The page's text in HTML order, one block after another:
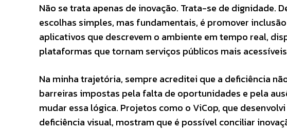
Não se trata apenas de inovação. Trata-se de dignidade.
escolhas simples, mas fundamentais, é promover
aplicativos que descrevem o ambiente em tempo real,
plataformas que tornam serviços públicos mais
Na minha trajetória, sempre acreditei que a deficiência
barreiras impostas pela falta de oportunidades e pela
mudar essa lógica. Projetos como o ViCop, que
deficiência visual, mostram que é possível conciliar